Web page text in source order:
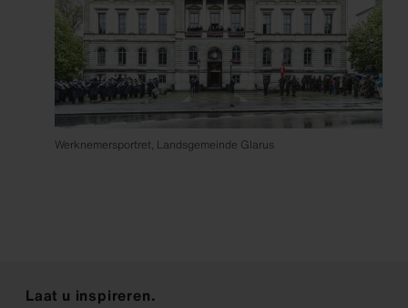
Werknemersportret, Landsgemeinde Glarus
Laat u inspireren.